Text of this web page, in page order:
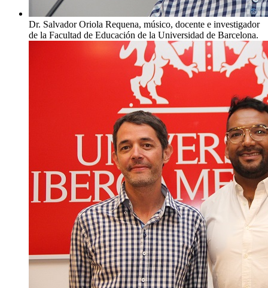
Dr. Salvador Oriola Requena, músico, docente e investigador
de la Facultad de Educación de la Universidad de Barcelona.